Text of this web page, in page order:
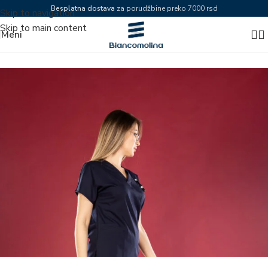
Skip to navigation
Skip to main content
Besplatna dostava za porudžbine preko 7000 rsd
Meni